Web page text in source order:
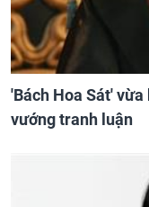
'Bách Hoa Sát'
vướng tranh luận